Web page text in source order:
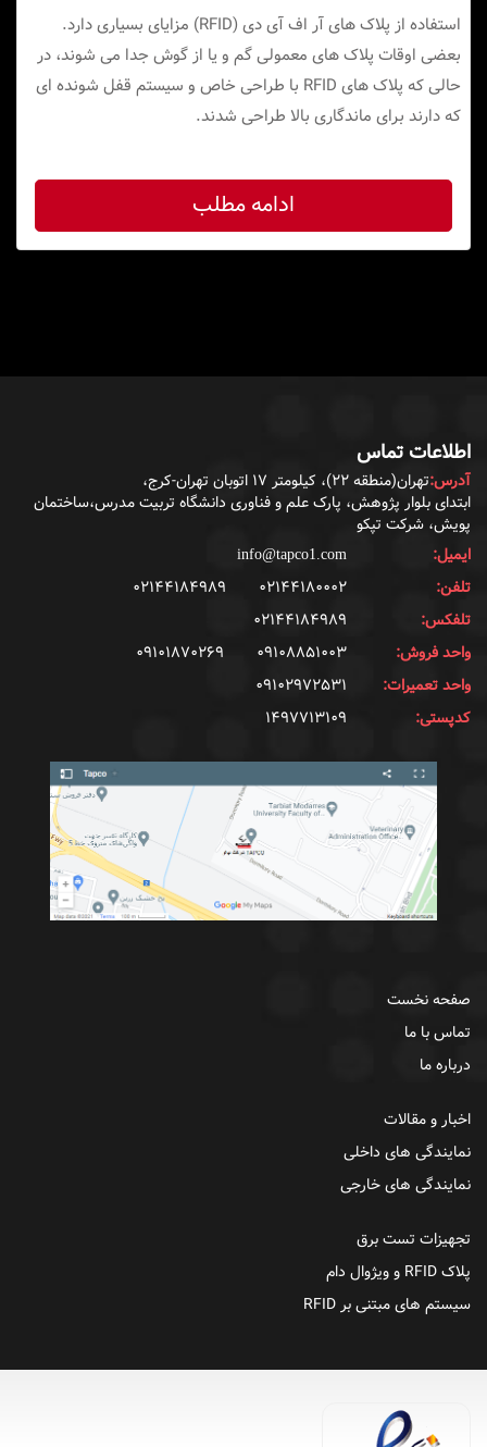
استفاده از پلاک های آر اف آی دی (RFID) مزایای بسیاری دارد.
بعضی اوقات پلاک های معمولی گم و یا از گوش جدا می شوند، در
حالی که پلاک های RFID با طراحی خاص و سیستم قفل شونده ای
که دارند برای ماندگاری بالا طراحی شدند.
ادامه مطلب
اطلاعات تماس
آدرس:تهران(منطقه ۲۲)، کیلومتر ۱۷ اتوبان تهران-کرج،
ابتدای بلوار پژوهش، پارک علم و فناوری دانشگاه تربیت مدرس،ساختمان
پویش، شرکت تپکو
ایمیل:
info@tapco1.com
تلفن: ۰۲۱۴۴۱۸۰۰۰۲
۰۲۱۴۴۱۸۴۹۸۹
تلفکس:
۰۲۱۴۴۱۸۴۹۸۹
واحد فروش:
۰۹۱۰۸۸۵۱۰۰۳
۰۹۱۰۱۸۷۰۲۶۹
واحد تعمیرات:
۰۹۱۰۲۹۷۲۵۳۱
کدپستی:
۱۴۹۷۷۱۳۱۰۹
صفحه نخست
تماس با ما
درباره ما
اخبار و مقالات
نمایندگی های داخلی
نمایندگی های خارجی
تجهیزات تست برق
پلاک RFID و ویژوال دام
سیستم های مبتنی بر RFID